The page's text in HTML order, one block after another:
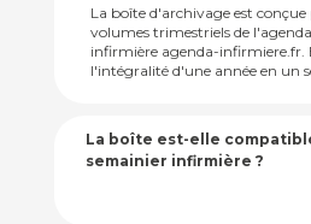
La boîte d'archivage est
volumes trimestriels de
infirmière agenda-infirmiere.fr.
l'intégralité d'une année en un
La boîte est-elle
semainier infirmière ?